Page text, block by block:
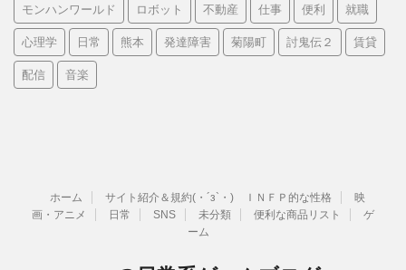
モンハンワールド ロボット 不動産 仕事 便利 就職
心理学 日常 熊本 発達障害 菊陽町 討鬼伝２ 賃貸
配信 音楽
ホーム サイト紹介＆規約(・´з`・) ＩＮＦＰ的な性格
映
画・アニメ
日常 SNS 未分類 便利な商品リスト
ゲ
ーム